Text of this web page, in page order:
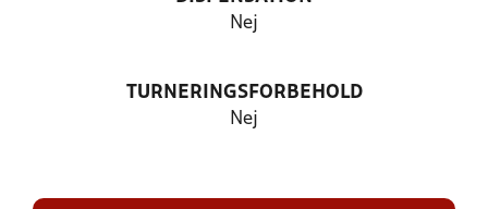
Nej
TURNERINGSFORBEHOLD
Nej